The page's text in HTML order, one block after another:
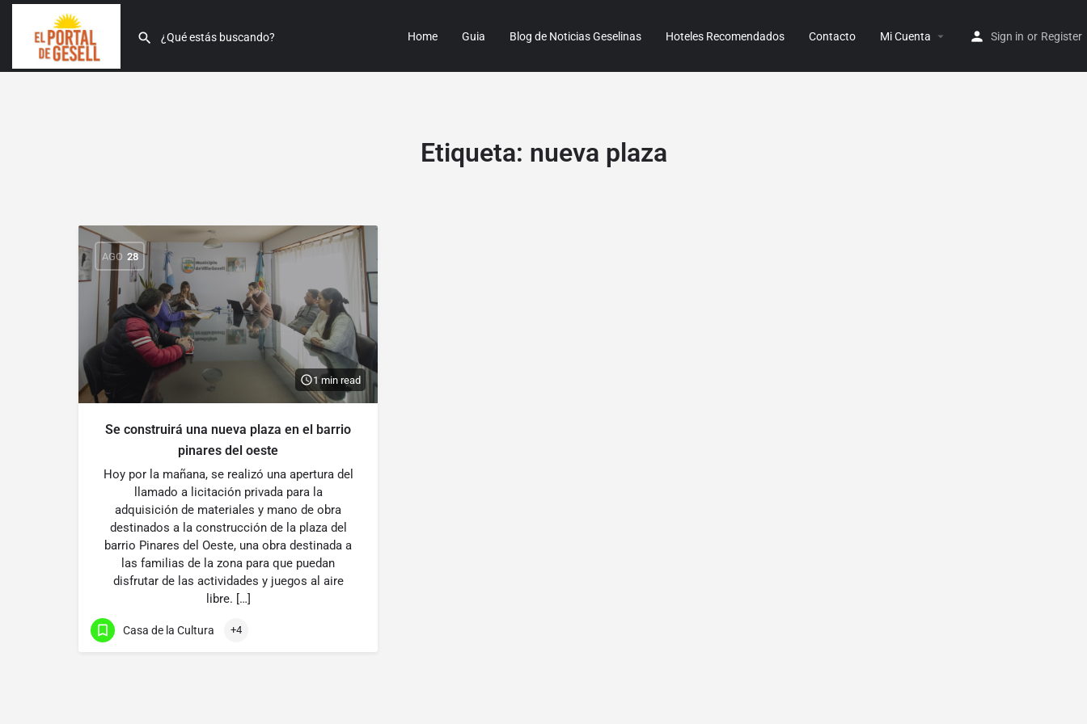
Home Guia Blog de Noticias Geselinas Hoteles Recomendados Contacto Mi Cuenta Sign in or Register
Etiqueta: nueva plaza
AGO 28
1 min read
Se construirá una nueva plaza en el barrio
pinares del oeste
Hoy por la mañana, se realizó una apertura del
llamado a licitación privada para la
adquisición de materiales y mano de obra
destinados a la construcción de la plaza del
barrio Pinares del Oeste, una obra destinada a
las familias de la zona para que puedan
disfrutar de las actividades y juegos al aire
libre. […]
Casa de la Cultura +4